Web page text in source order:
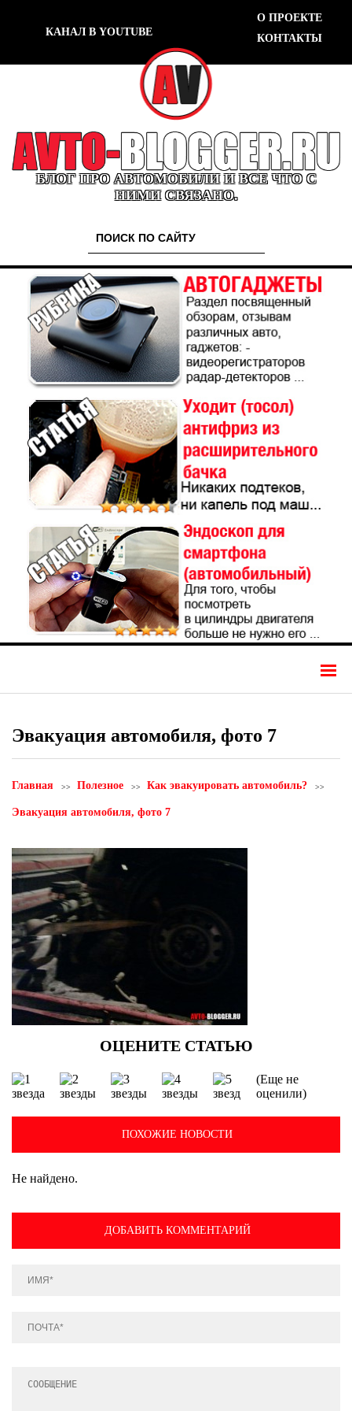
КАНАЛ В YOUTUBE
О ПРОЕКТЕ
КОНТАКТЫ
БЛОГ ПРО АВТОМОБИЛИ И ВСЕ ЧТО С
НИМИ СВЯЗАНО.
Эвакуация автомобиля, фото 7
Главная Полезное Как эвакуировать автомобиль?
Эвакуация автомобиля, фото 7
(Еще не
оценили)
ПОХОЖИЕ НОВОСТИ
Не найдено.
ДОБАВИТЬ КОММЕНТАРИЙ